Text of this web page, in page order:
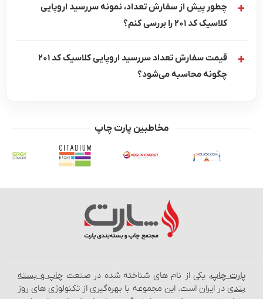
چطور پیش از سفارش تعداد، نمونه سررسید اروپایی
کلاسیک کد 201 را بررسی کنم؟
قیمت سفارش تعداد سررسید اروپایی کلاسیک کد 201
چگونه محاسبه می‌شود؟
مخاطبین پارت چاپ
چاپ، یکی از نام‌ های شناخته شده در صنعت چاپ و بسته‌
در ایران است. این مجموعه با بهره‌گیری از تکنولوژی‌ های روز